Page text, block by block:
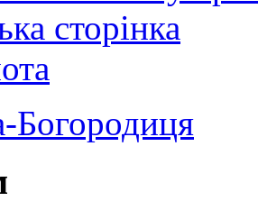
сторінка
Богородиця